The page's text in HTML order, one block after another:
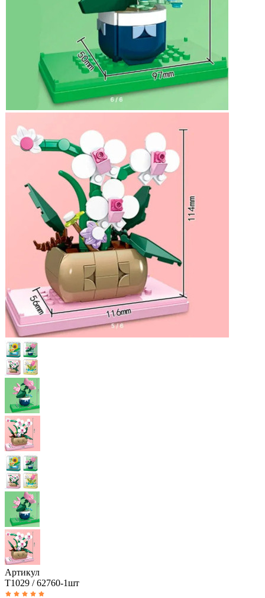
Артикул
T1029 / 62760-1шт